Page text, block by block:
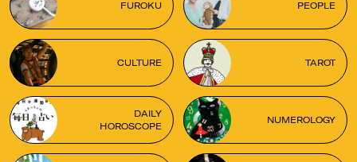
FUROKU PEOPLE
CULTURE TAROT
DAILY
HOROSCOPE
NUMEROLOGY